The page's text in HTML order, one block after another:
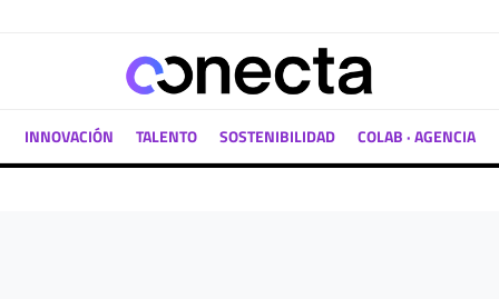
INNOVACIÓN TALENTO SOSTENIBILIDAD COLAB · AGENCIA